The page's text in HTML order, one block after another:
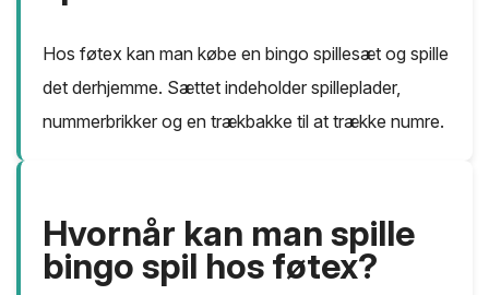
Hos føtex kan man købe en bingo spillesæt og spille
det derhjemme. Sættet indeholder spilleplader,
nummerbrikker og en trækbakke til at trække numre.
Hvornår kan man spille
bingo spil hos føtex?